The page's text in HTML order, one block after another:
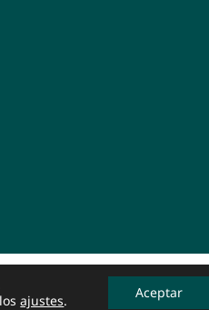
ajustes. Aceptar